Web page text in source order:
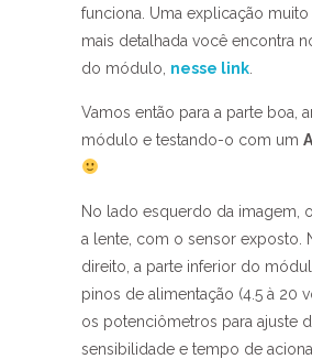
funciona. Uma explicação
mais detalhada você encontra
do módulo, nesse link
Vamos então para a parte boa,
módulo e testando-o com um
No lado esquerdo da imagem,
a lente, com o sensor exposto.
direito, a parte inferior do
pinos de alimentação (4.5 à 20
os potenciômetros para ajuste
sensibilidade e tempo de